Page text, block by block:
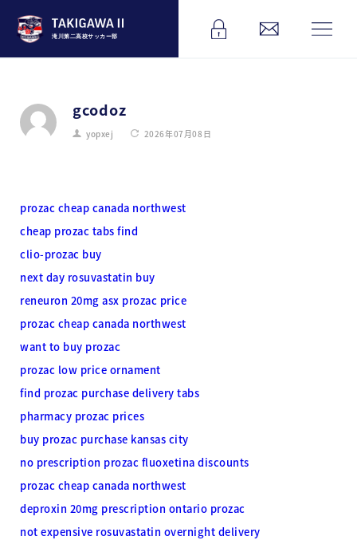
滝川第二高校サッカー部
gcodoz
yopxej 2026年07月08日
prozac cheap canada northwest
cheap prozac tabs find
clio-prozac buy
next day rosuvastatin buy
reneuron 20mg asx prozac price
prozac cheap canada northwest
want to buy prozac
prozac low price ornament
find prozac purchase delivery tabs
pharmacy prozac prices
buy prozac purchase kansas city
no prescription prozac fluoxetina discounts
prozac cheap canada northwest
deproxin 20mg prescription ontario prozac
not expensive rosuvastatin overnight delivery